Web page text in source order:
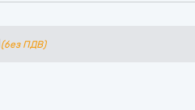
(без ПДВ)